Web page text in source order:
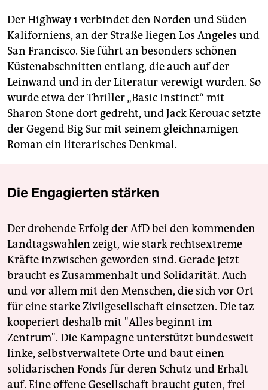
Der Highway 1 verbindet den Norden und Süden
Kaliforniens, an der Straße liegen Los Angeles und
San Francisco. Sie führt an besonders schönen
Küstenabschnitten entlang, die auch auf der
Leinwand und in der Literatur verewigt wurden. So
wurde etwa der Thriller „Basic Instinct“ mit
Sharon Stone dort gedreht, und Jack Kerouac setzte
der Gegend Big Sur mit seinem gleichnamigen
Roman ein literarisches Denkmal.
Die Engagierten stärken
Der drohende Erfolg der AfD bei den kommenden
Landtagswahlen zeigt, wie stark rechtsextreme
Kräfte inzwischen geworden sind. Gerade jetzt
braucht es Zusammenhalt und Solidarität. Auch
und vor allem mit den Menschen, die sich vor Ort
für eine starke Zivilgesellschaft einsetzen. Die taz
kooperiert deshalb mit "Alles beginnt im
Zentrum". Die Kampagne unterstützt bundesweit
linke, selbstverwaltete Orte und baut einen
solidarischen Fonds für deren Schutz und Erhalt
auf. Eine offene Gesellschaft braucht guten, frei